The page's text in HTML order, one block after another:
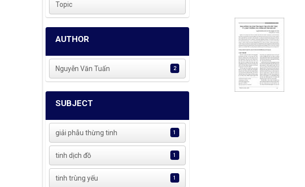
Topic
AUTHOR
Nguyễn Văn Tuấn 2
SUBJECT
giải phẫu thừng tinh 1
tinh dịch đồ 1
tinh trùng yếu 1